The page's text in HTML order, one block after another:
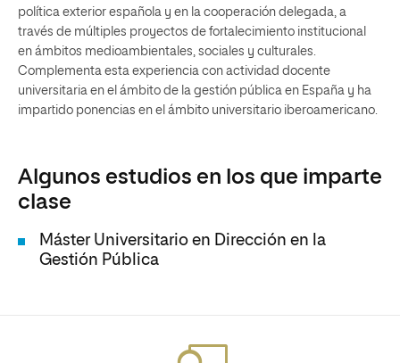
política exterior española y en la cooperación delegada, a
través de múltiples proyectos de fortalecimiento institucional
en ámbitos medioambientales, sociales y culturales.
Complementa esta experiencia con actividad docente
universitaria en el ámbito de la gestión pública en España y ha
impartido ponencias en el ámbito universitario iberoamericano.
Algunos estudios en los que imparte
clase
Máster Universitario en Dirección en la
Gestión Pública